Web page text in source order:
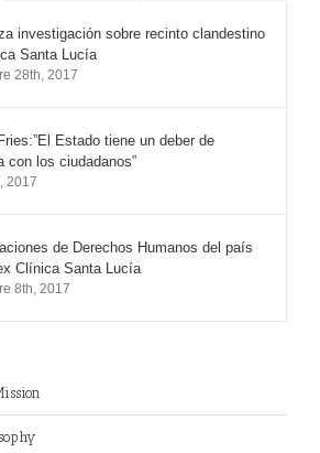
investigación sobre recinto clandestino
Santa Lucía
28th, 2017
Estado tiene un deber de
con los ciudadanos”
2017
de Derechos Humanos del país
Clínica Santa Lucía
8th, 2017